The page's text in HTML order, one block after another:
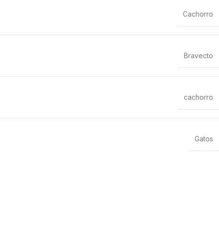
Cachorro
Bravecto
cachorro
Gatos